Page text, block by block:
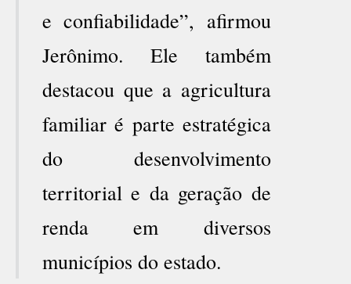
e confiabilidade”, afirmou
Jerônimo. Ele também
destacou que a agricultura
familiar é parte estratégica
do desenvolvimento
territorial e da geração de
renda em diversos
municípios do estado.